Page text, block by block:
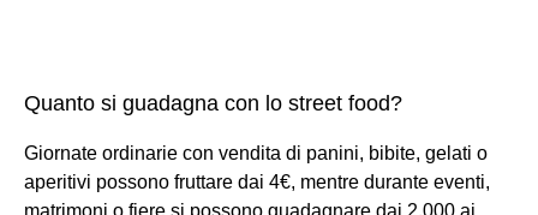
Quanto si guadagna con lo street food?
Giornate ordinarie con vendita di panini, bibite, gelati o
aperitivi possono fruttare dai 4€, mentre durante eventi,
matrimoni o fiere si possono guadagnare dai 2.000 ai